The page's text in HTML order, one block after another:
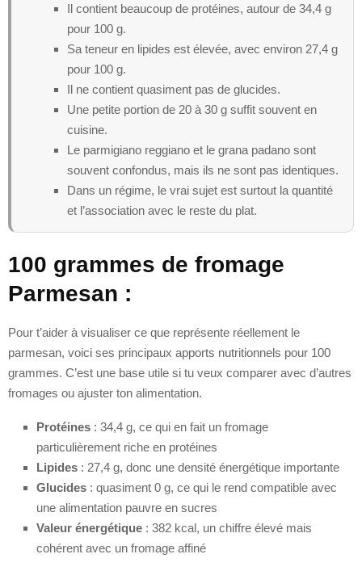
Il contient beaucoup de protéines, autour de 34,4 g
pour 100 g.
Sa teneur en lipides est élevée, avec environ 27,4 g
pour 100 g.
Il ne contient quasiment pas de glucides.
Une petite portion de 20 à 30 g suffit souvent en
cuisine.
Le parmigiano reggiano et le grana padano sont
souvent confondus, mais ils ne sont pas identiques.
Dans un régime, le vrai sujet est surtout la quantité
et l’association avec le reste du plat.
100 grammes de fromage
Parmesan :
Pour t’aider à visualiser ce que représente réellement le
parmesan, voici ses principaux apports nutritionnels pour 100
grammes. C’est une base utile si tu veux comparer avec d’autres
fromages ou ajuster ton alimentation.
Protéines : 34,4 g, ce qui en fait un fromage
particulièrement riche en protéines
Lipides : 27,4 g, donc une densité énergétique importante
Glucides : quasiment 0 g, ce qui le rend compatible avec
une alimentation pauvre en sucres
Valeur énergétique : 382 kcal, un chiffre élevé mais
cohérent avec un fromage affiné